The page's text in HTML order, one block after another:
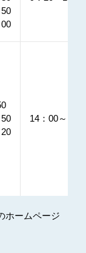
14：00～15
ホームページ